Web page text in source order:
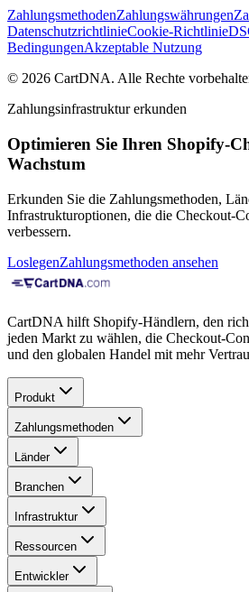
ZahlungsmethodenZahlungswährungen
DatenschutzrichtlinieCookie-Richtlinie
BedingungenAkzeptable Nutzung
© 2026 CartDNA. Alle Rechte
Zahlungsinfrastruktur erkunden
Optimieren Sie Ihren Shopify-
Wachstum
Erkunden Sie die Zahlungsmethoden,
Infrastrukturoptionen, die die Checkout-
verbessern.
LoslegenZahlungsmethoden ansehen
CartDNA hilft Shopify-Händlern, den
jeden Markt zu wählen, die Checkout-
und den globalen Handel mit mehr
Produkt
Zahlungsmethoden
Länder
Branchen
Infrastruktur
Ressourcen
Entwickler